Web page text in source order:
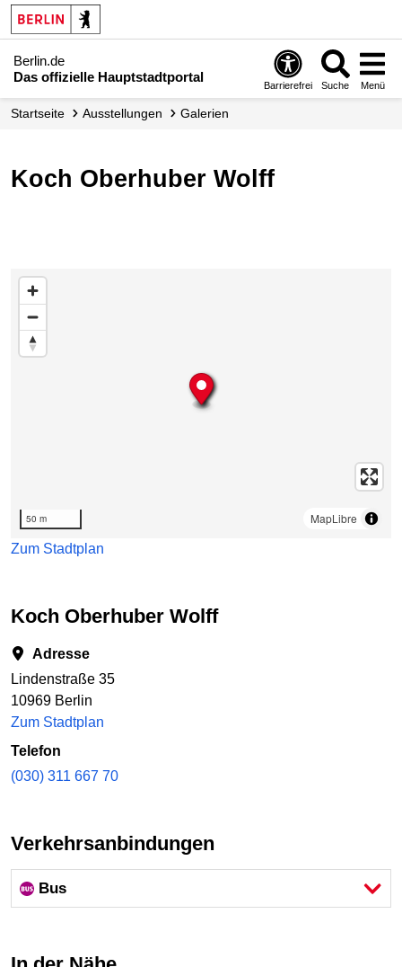
Berlin.de
Das offizielle Hauptstadtportal
Barrierefrei Suche Menü
Startseite Ausstellungen Galerien
Koch Oberhuber Wolff
Karte überspringen
50 m
MapLibre
Zum Stadtplan
Koch Oberhuber Wolff
Adresse
Lindenstraße 35
10969 Berlin
Zum Stadtplan
Telefon
(030) 311 667 70
Verkehrsanbindungen
Bus